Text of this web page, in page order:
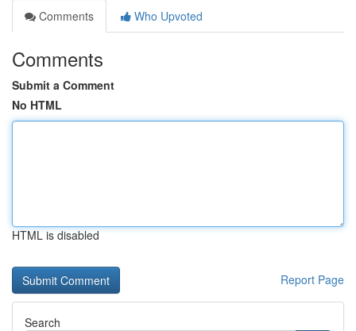
Comments
Who Upvoted
Comments
Submit a Comment
No HTML
HTML is disabled
Report Page
Search